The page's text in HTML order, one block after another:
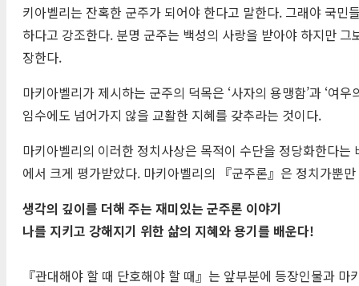
키아벨리는 잔혹한 군주가 되어야 한다고 말한다. 그래야 국
하다고 강조한다. 분명 군주는 백성의 사랑을 받아야 하지만
장한다.
마키아벨리가 제시하는 군주의 덕목은 ‘사자의 용맹함’과 ‘여
임수에도 넘어가지 않을 교활한 지혜를 갖추라는 것이다.
마키아벨리의 이러한 정치사상은 목적이 수단을 정당화한다
에서 크게 평가받았다. 마키아벨리의 『군주론』은 정치가뿐
생각의 깊이를 더해 주는 재미있는 군주론 이야기
나를 지키고 강해지기 위한 삶의 지혜와 용기를 배운다!
『관대해야 할 때 단호해야 할 때』는 앞부분에 등장인물과